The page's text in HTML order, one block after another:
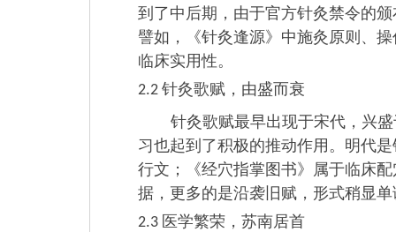
到了中后期，由于官方针灸禁令的
譬如，
《针灸逢源》中施灸原则、
临床实用性。
2.2 针灸歌赋，由盛而衰
针灸歌赋最早出现于宋代，兴
习也起到了积极的推动作用。明代
行文；
《经穴指掌图书》属于临床
据，更多的是沿袭旧赋，形式稍显单
2.3 医学繁荣，苏南居首